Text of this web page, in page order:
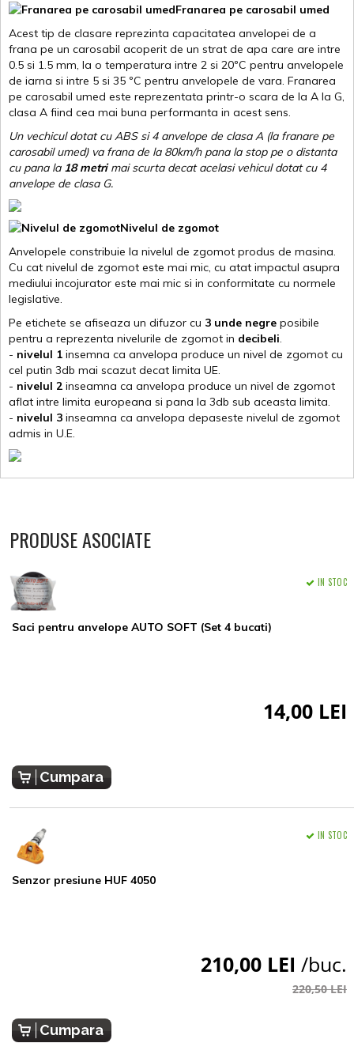
Franarea pe carosabil umed
Acest tip de clasare reprezinta capacitatea anvelopei de a
frana pe un carosabil acoperit de un strat de apa care are intre
0.5 si 1.5 mm, la o temperatura intre 2 si 20ºC pentru anvelopele
de iarna si intre 5 si 35 ºC pentru anvelopele de vara. Franarea
pe carosabil umed este reprezentata printr-o scara de la A la G,
clasa A fiind cea mai buna performanta in acest sens.
Un vechicul dotat cu ABS si 4 anvelope de clasa A (la franare pe
carosabil umed) va frana de la 80km/h pana la stop pe o distanta
cu pana la 18 metrimai scurta decat acelasi vehicul dotat cu 4
anvelope de clasa G.
Nivelul de zgomot
Anvelopele constribuie la nivelul de zgomot produs de masina.
Cu cat nivelul de zgomot este mai mic, cu atat impactul asupra
mediului incojurator este mai mic si in conformitate cu normele
legislative.
Pe etichete se afiseaza un difuzor cu 3 unde negre posibile
pentru a reprezenta nivelurile de zgomot in decibeli.
- nivelul 1 insemna ca anvelopa produce un nivel de zgomot cu
cel putin 3db mai scazut decat limita UE.
- nivelul 2 inseamna ca anvelopa produce un nivel de zgomot
aflat intre limita europeana si pana la 3db sub aceasta limita.
- nivelul 3 inseamna ca anvelopa depaseste nivelul de zgomot
admis in U.E.
PRODUSE ASOCIATE
Saci pentru anvelope AUTO SOFT (Set 4 bucati)
IN STOC
14,00 LEI
Cumpara
Senzor presiune HUF 4050
IN STOC
210,00 LEI /buc.
220,50 LEI
Cumpara